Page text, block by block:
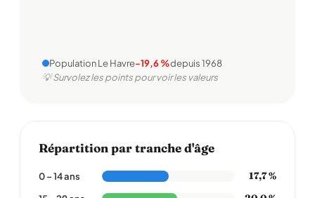
Population Le Havre-19,6 %depuis 1968
💡 Survolez les points pour voir les valeurs
Répartition par tranche d'âge
0 – 14 ans 17,7 %